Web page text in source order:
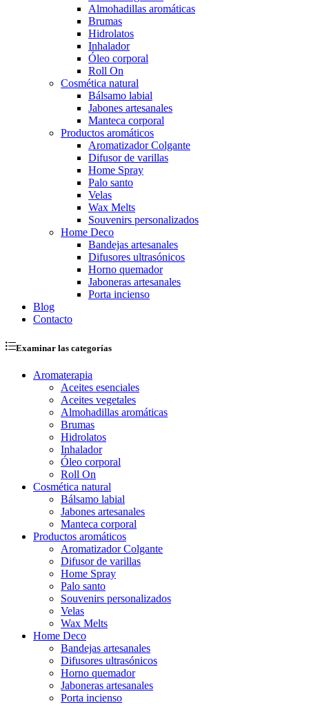
Almohadillas aromáticas
Brumas
Hidrolatos
Inhalador
Óleo corporal
Roll On
Cosmética natural
Bálsamo labial
Jabones artesanales
Manteca corporal
Productos aromáticos
Aromatizador Colgante
Difusor de varillas
Home Spray
Palo santo
Velas
Wax Melts
Souvenirs personalizados
Home Deco
Bandejas artesanales
Difusores ultrasónicos
Horno quemador
Jaboneras artesanales
Porta incienso
Blog
Contacto
Examinar las categorías
Aromaterapia
Aceites esenciales
Aceites vegetales
Almohadillas aromáticas
Brumas
Hidrolatos
Inhalador
Óleo corporal
Roll On
Cosmética natural
Bálsamo labial
Jabones artesanales
Manteca corporal
Productos aromáticos
Aromatizador Colgante
Difusor de varillas
Home Spray
Palo santo
Souvenirs personalizados
Velas
Wax Melts
Home Deco
Bandejas artesanales
Difusores ultrasónicos
Horno quemador
Jaboneras artesanales
Porta incienso